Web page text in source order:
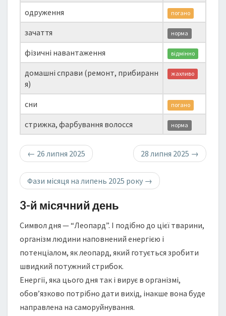
одруження погано
зачаття норма
фізичні навантаження відмінно
домашні справи (ремонт, прибиранн
я)
жахливо
сни погано
стрижка, фарбування волосся норма
← 26 липня 2025 28 липня 2025 →
Фази місяця на липень 2025 року →
3-й місячний день
Символ дня — “Леопард”. І подібно до цієї тварини,
організм людини наповнений енергією і
потенціалом, як леопард, який готується зробити
швидкий потужний стрибок.
Енергії, яка цього дня так і вирує в організмі,
обов’язково потрібно дати вихід, інакше вона буде
направлена на саморуйнування.